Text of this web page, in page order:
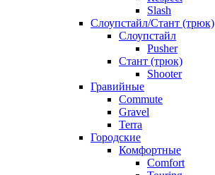
Slash
Слоупстайл/Стант (трюк)
Слоупстайл
Pusher
Стант (трюк)
Shooter
Гравийные
Commute
Gravel
Terra
Городские
Комфортные
Comfort